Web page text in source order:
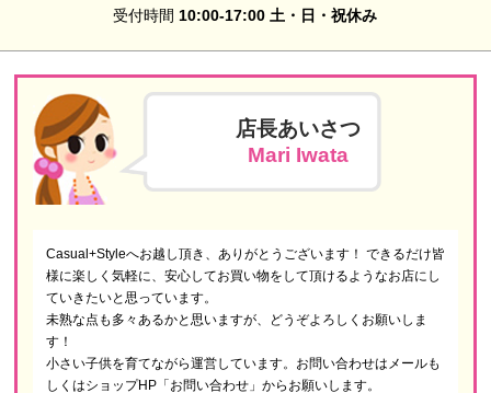
受付時間 10:00-17:00 土・日・祝休み
店長あいさつ
Mari Iwata
Casual+Styleへお越し頂き、ありがとうございます！ できるだけ皆
様に楽しく気軽に、安心してお買い物をして頂けるようなお店にし
ていきたいと思っています。
未熟な点も多々あるかと思いますが、どうぞよろしくお願いしま
す！
小さい子供を育てながら運営しています。お問い合わせはメールも
しくはショップHP「お問い合わせ」からお願いします。